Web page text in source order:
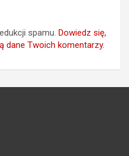
spamu. Dowiedz się,
dane Twoich komentarzy.